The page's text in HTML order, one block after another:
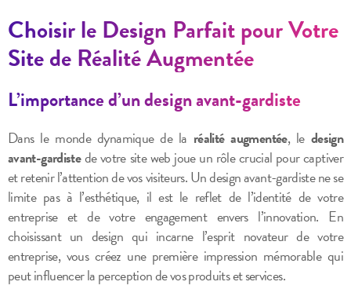
Choisir le Design Parfait pour Votre
Site de Réalité Augmentée
L’importance d’un design avant-gardiste
Dans le monde dynamique de la réalité augmentée, le design
avant-gardistede votre site web joue un rôle crucial pour captiver
et retenir l’attention de vos visiteurs. Un design avant-gardiste ne se
limite pas à l’esthétique, il est le reflet de l’identité de votre
entreprise et de votre engagement envers l’innovation. En
choisissant un design qui incarne l’esprit novateur de votre
entreprise, vous créez une première impression mémorable qui
peut influencer la perception de vos produits et services.